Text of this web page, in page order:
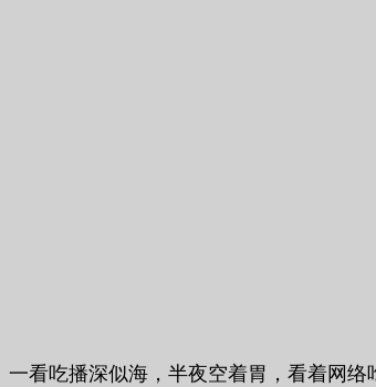
一看吃播深似海，半夜空着胃，看着网